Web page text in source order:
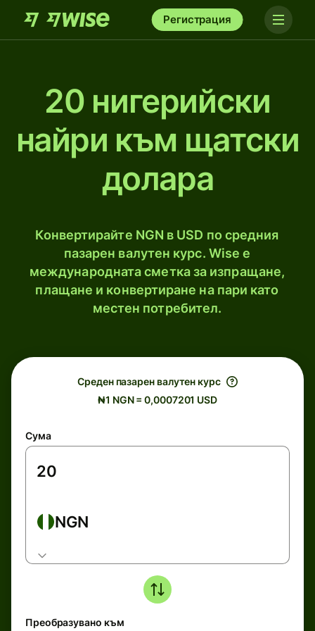
Регистрация
20 нигерийски
найри към щатски
долара
Конвертирайте NGN в USD по средния
пазарен валутен курс. Wise е
международната сметка за изпращане,
плащане и конвертиране на пари като
местен потребител.
Среден пазарен валутен курс
₦1 NGN = 0,0007201 USD
Сума
NGN
Преобразувано към